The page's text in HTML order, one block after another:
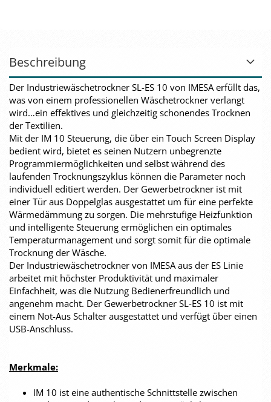
Beschreibung
Der Industriewäschetrockner SL-ES 10 von IMESA erfüllt das,
was von einem professionellen Wäschetrockner verlangt
wird…ein effektives und gleichzeitig schonendes Trocknen
der Textilien.
Mit der IM 10 Steuerung, die über ein Touch Screen Display
bedient wird, bietet es seinen Nutzern unbegrenzte
Programmiermöglichkeiten und selbst während des
laufenden Trocknungszyklus können die Parameter noch
individuell editiert werden. Der Gewerbetrockner ist mit
einer Tür aus Doppelglas ausgestattet um für eine perfekte
Wärmedämmung zu sorgen. Die mehrstufige Heizfunktion
und intelligente Steuerung ermöglichen ein optimales
Temperaturmanagement und sorgt somit für die optimale
Trocknung der Wäsche.
Der Industriewäschetrockner von IMESA aus der ES Linie
arbeitet mit höchster Produktivität und maximaler
Einfachheit, was die Nutzung Bedienerfreundlich und
angenehm macht. Der Gewerbetrockner SL-ES 10 ist mit
einem Not-Aus Schalter ausgestattet und verfügt über einen
USB-Anschluss.
Merkmale:
IM 10 ist eine authentische Schnittstelle zwischen